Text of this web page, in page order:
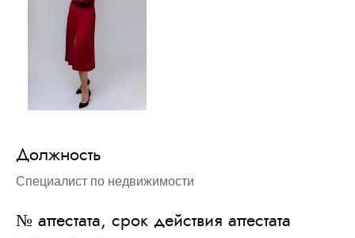
Должность
Специалист по недвижимости
№ аттестата, срок действия аттестата